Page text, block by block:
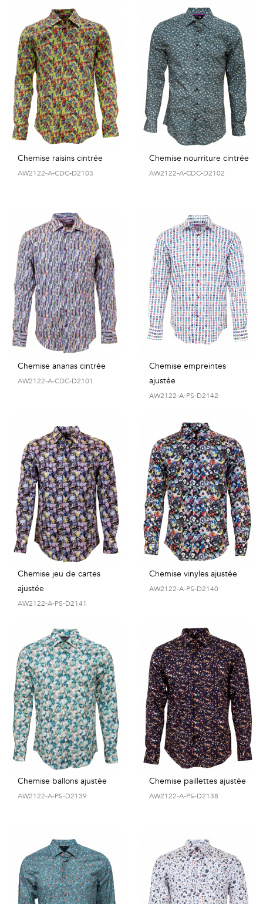
Chemise raisins cintrée
AW2122-A-CDC-D2103
Chemise nourriture cintrée
AW2122-A-CDC-D2102
Chemise ananas cintrée
AW2122-A-CDC-D2101
Chemise empreintes
ajustée
AW2122-A-PS-D2142
Chemise jeu de cartes
ajustée
AW2122-A-PS-D2141
Chemise vinyles ajustée
AW2122-A-PS-D2140
Chemise ballons ajustée
AW2122-A-PS-D2139
Chemise paillettes ajustée
AW2122-A-PS-D2138